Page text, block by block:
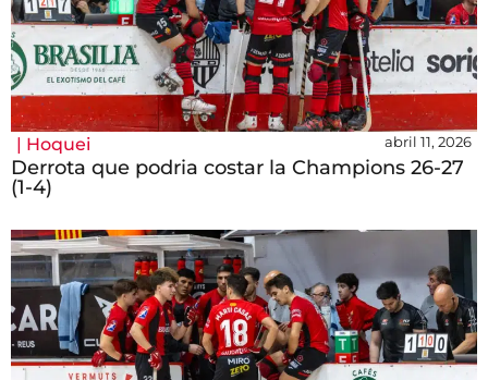
| Hoquei abril 11, 2026
Derrota que podria costar la Champions 26-27
(1-4)